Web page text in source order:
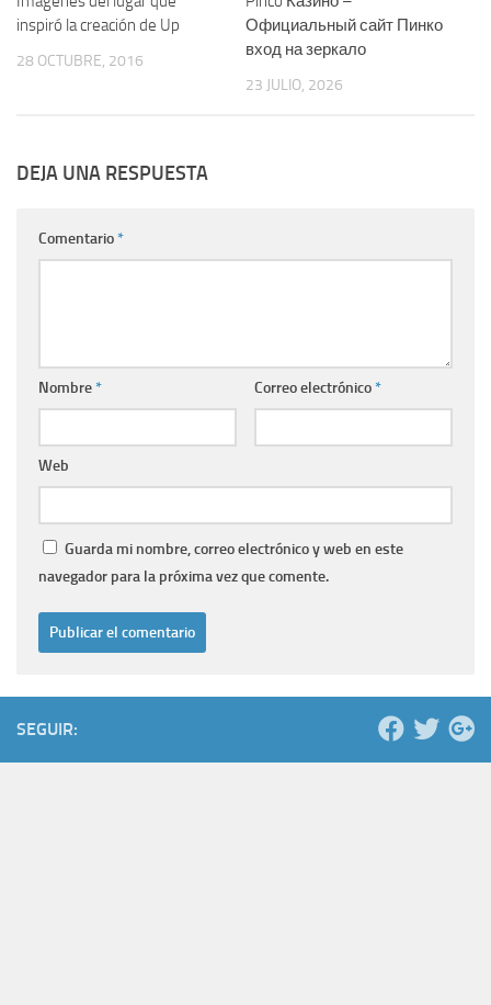
inspiró la creación de Up
28 OCTUBRE, 2016
Официальный сайт Пинко
вход на зеркало
23 JULIO, 2026
DEJA UNA RESPUESTA
Comentario*
Nombre* Correo electrónico*
Web
Guarda mi nombre, correo electrónico y web en este
navegador para la próxima vez que comente.
SEGUIR: